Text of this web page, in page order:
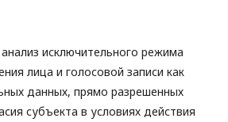
исключительного режима
лица и голосовой записи как
данных, прямо разрешенных
субъекта в условиях действия